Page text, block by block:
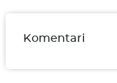
Komentari